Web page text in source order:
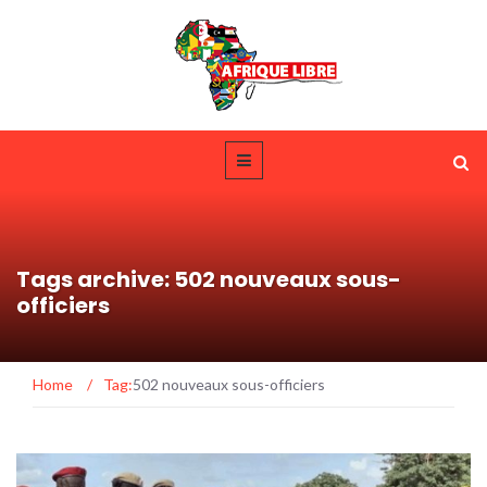
Tags archive: 502 nouveaux sous-
officiers
Home / Tag:502 nouveaux sous-officiers